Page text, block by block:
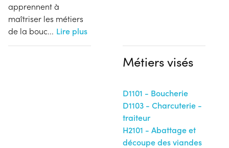
apprennent à
maîtriser les métiers
de la bouc... Lire plus
Métiers visés
D1101 - Boucherie
D1103 - Charcuterie -
traiteur
H2101 - Abattage et
découpe des viandes